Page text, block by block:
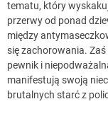
tematu, który
przerwy od ponad
między
się zachorowania.
pewnik i
manifestują swoją
brutalnych starć z